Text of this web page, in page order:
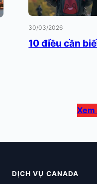
30/03/2026
10 điều cần
Xem
DỊCH VỤ CANADA